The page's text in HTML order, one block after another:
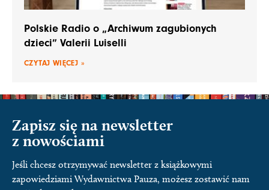
Polskie Radio o „Archiwum zagubionych
dzieci” Valerii Luiselli
CZYTAJ WIĘCEJ »
Zapisz się na newsletter
z nowościami
Jeśli chcesz otrzymywać newsletter z książkowymi
zapowiedziami Wydawnictwa Pauza, możesz zostawić nam